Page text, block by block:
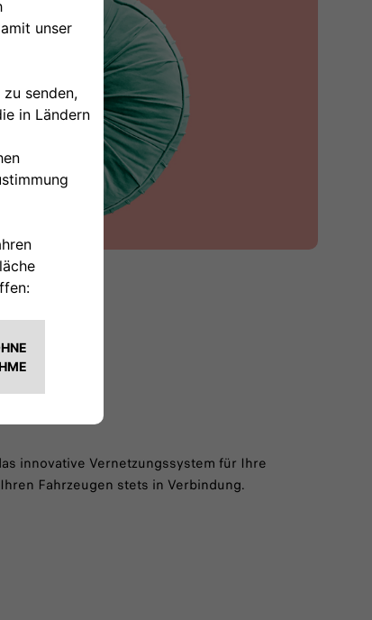
innovative Vernetzungssystem für Ihre
Fahrzeugen stets in Verbindung.